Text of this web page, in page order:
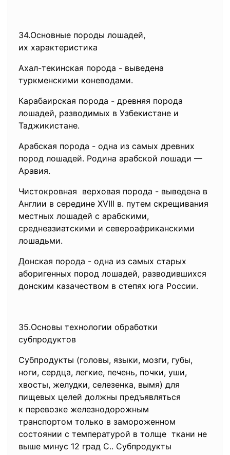
34.Основные породы лошадей,
их характеристика
Ахал-текинская порода - выведена
туркменскими коневодами.
Карабаирская порода - древняя порода
лошадей, разводимых в Узбекистане и
Таджикистане.
Арабская порода - одна из самых древних
пород лошадей. Родина арабской лошади —
Аравия.
Чистокровная верховая порода - выведена в
Англии в середине XVIII в. путем скрещивания
местных лошадей с арабскими,
среднеазиатскими и североафриканскими
лошадьми.
Донская порода - одна из самых старых
аборигенных пород лошадей, разводившихся
донским казачеством в степях юга России.
35.Основы технологии обработки
субпродуктов
Субпродукты (головы, языки, мозги, губы,
ноги, сердца, легкие, печень, почки, уши,
хвосты, желудки, селезенка, вымя) для
пищевых целей должны предъявляться
к перевозке железнодорожным
транспортом только в замороженном
состоянии с температурой в толще ткани не
выше минус 12 град С.. Субпродукты